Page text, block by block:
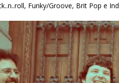
Funky/Groove, Brit Pop e